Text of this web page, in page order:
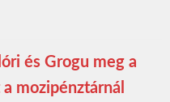
és Grogu meg a
mozipénztárnál